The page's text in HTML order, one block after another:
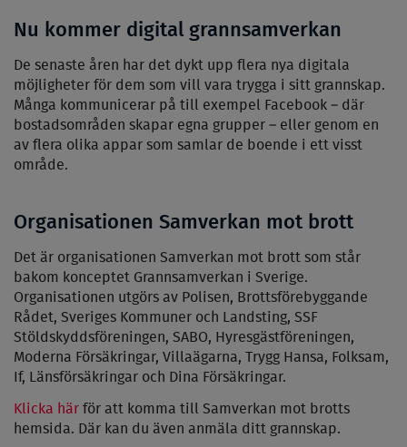
Nu kommer digital grannsamverkan
De senaste åren har det dykt upp flera nya digitala
möjligheter för dem som vill vara trygga i sitt grannskap.
Många kommunicerar på till exempel Facebook – där
bostadsområden skapar egna grupper – eller genom en
av flera olika appar som samlar de boende i ett visst
område.
Organisationen Samverkan mot brott
Det är organisationen Samverkan mot brott som står
bakom konceptet Grannsamverkan i Sverige.
Organisationen utgörs av Polisen, Brottsförebyggande
Rådet, Sveriges Kommuner och Landsting, SSF
Stöldskyddsföreningen, SABO, Hyresgästföreningen,
Moderna Försäkringar, Villaägarna, Trygg Hansa, Folksam,
If, Länsförsäkringar och Dina Försäkringar.
Klicka här för att komma till Samverkan mot brotts
hemsida. Där kan du även anmäla ditt grannskap.